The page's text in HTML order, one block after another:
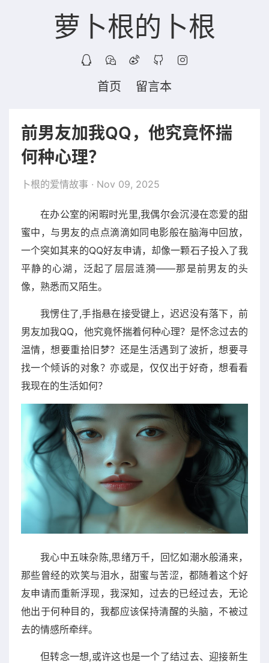
萝卜根的卜根
首页 留言本
前男友加我QQ，他究竟怀揣
何种心理？
卜根的爱情故事 · Nov 09, 2025
在办公室的闲暇时光里,我偶尔会沉浸在恋爱的甜
蜜中，与男友的点点滴滴如同电影般在脑海中回放，
一个突如其来的QQ好友申请，却像一颗石子投入了我
平静的心湖，泛起了层层涟漪——那是前男友的头
像，熟悉而又陌生。
我愣住了,手指悬在接受键上，迟迟没有落下，前
男友加我QQ，他究竟怀揣着何种心理？是怀念过去的
温情，想要重拾旧梦？还是生活遇到了波折，想要寻
找一个倾诉的对象？亦或是，仅仅出于好奇，想看看
我现在的生活如何？
我心中五味杂陈,思绪万千，回忆如潮水般涌来，
那些曾经的欢笑与泪水，甜蜜与苦涩，都随着这个好
友申请而重新浮现，我深知，过去的已经过去，无论
他出于何种目的，我都应该保持清醒的头脑，不被过
去的情感所牵绊。
但转念一想,或许这也是一个了结过去、迎接新生